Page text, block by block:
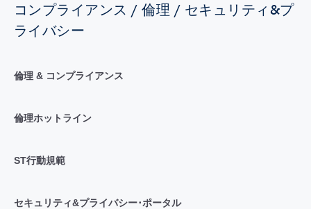
コンプライアンス / 倫理 / セキュリティ&プ
ライバシー
倫理 & コンプライアンス
倫理ホットライン
ST行動規範
セキュリティ&プライバシー･ポータル